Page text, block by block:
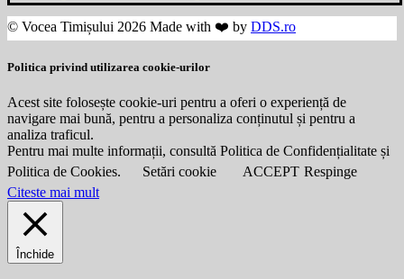
© Vocea Timișului 2026 Made with ❤️ by DDS.ro
Politica privind utilizarea cookie-urilor
Acest site folosește cookie-uri pentru a oferi o experiență de
navigare mai bună, pentru a personaliza conținutul și pentru a
analiza traficul.
Pentru mai multe informații, consultă Politica de Confidențialitate și
Politica de Cookies.
Setări cookie ACCEPT Respinge
Citeste mai mult
Închide